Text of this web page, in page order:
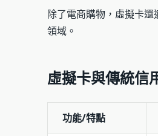
除了電商購物，虛擬卡
領域。
虛擬卡與傳統信
功能/特點